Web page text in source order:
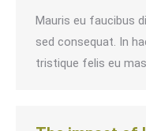
Mauris eu faucibus
sed consequat. In
tristique felis eu